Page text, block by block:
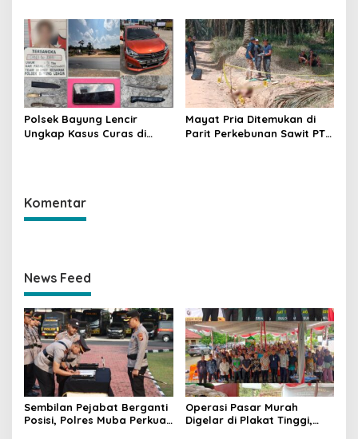
Penindakan dan
Pencegahan Terus
Dilakukan
Hukum Dipertanyakan
Polsek Bayung Lencir
Ungkap Kasus Curas di
Mayat Pria Ditemukan di
Parit Perkebunan Sawit PT
Komentar
News Feed
Sembilan Pejabat Berganti
Posisi, Polres Muba Perkuat
Operasi Pasar Murah
Digelar di Plakat Tinggi,